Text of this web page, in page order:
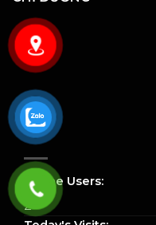
Online Users:
2